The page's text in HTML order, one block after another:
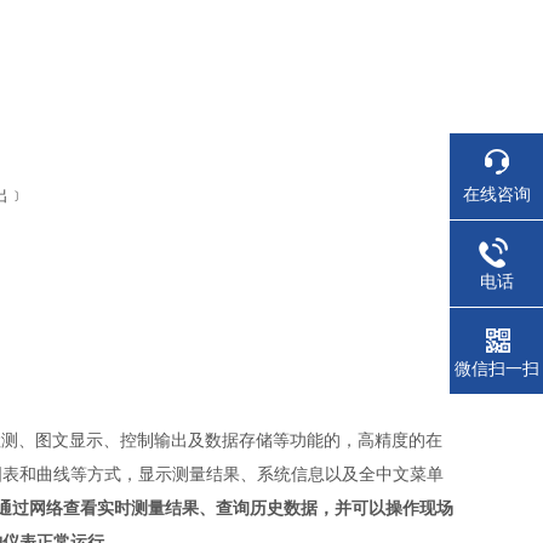
、图文显示、控制输出及数据存储等功能的，高精度的在
和曲线等方式，显示测量结果、系统信息以及全中文菜单
过网络查看实时测量结果、查询历史数据，并可以操作现场
在线咨询
电话
微信扫一扫